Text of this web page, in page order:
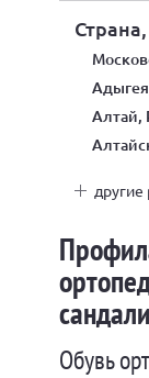
Обувь